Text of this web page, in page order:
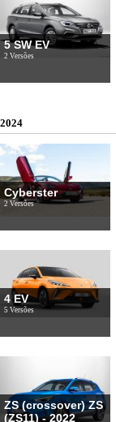
5 SW EV
2 Versões
2024
Cyberster
2 Versões
4 EV
5 Versões
ZS (crossover) ZS
(ZS11) - 2022